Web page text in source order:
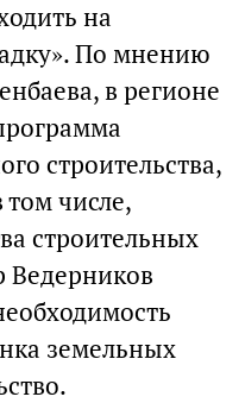
на
По мнению
в регионе
строительства,
числе,
строительных
Ведерников
земельных